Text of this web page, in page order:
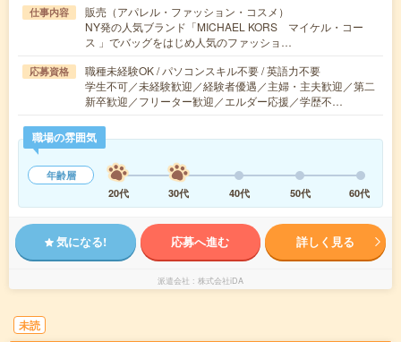
仕事内容
販売（アパレル・ファッション・コスメ）
NY発の人気ブランド「MICHAEL KORS マイケル・コー
ス 」でバッグをはじめ人気のファッショ…
応募資格
職種未経験OK / パソコンスキル不要 / 英語力不要
学生不可／未経験歓迎／経験者優遇／主婦・主夫歓迎／第二
新卒歓迎／フリーター歓迎／エルダー応援／学歴不…
職場の雰囲気
年齢層
20代
30代 40代 50代 60代
気になる! 応募へ進む 詳しく見る
派遣会社 株式会社iDA
未読